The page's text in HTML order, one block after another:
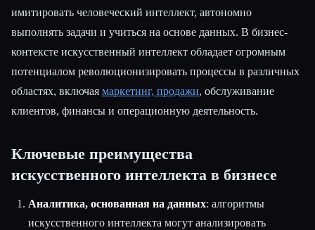
имитировать человеческий интеллект, автономно
выполнять задачи и учиться на основе данных. В бизнес-
контексте искусственный интеллект обладает огромным
потенциалом революционизировать процессы в различных
областях, включая маркетинг, продажи, обслуживание
клиентов, финансы и операционную деятельность.
Ключевые преимущества
искусственного интеллекта в бизнесе
Аналитика, основанная на данных: алгоритмы
искусственного интеллекта могут анализировать